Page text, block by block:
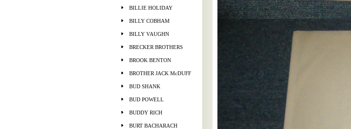
BILLIE HOLIDAY
BILLY COBHAM
BILLY VAUGHN
BRECKER BROTHERS
BROOK BENTON
BROTHER JACK McDUFF
BUD SHANK
BUD POWELL
BUDDY RICH
BURT BACHARACH